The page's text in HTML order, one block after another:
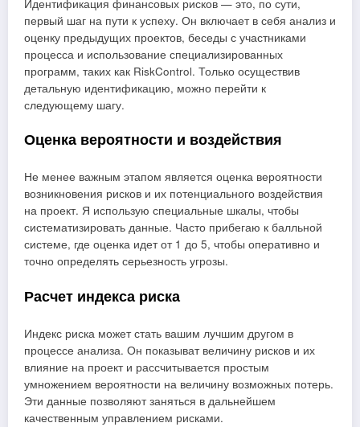
Идентификация финансовых рисков — это, по сути,
первый шаг на пути к успеху. Он включает в себя анализ и
оценку предыдущих проектов, беседы с участниками
процесса и использование специализированных
программ, таких как RiskControl. Только осуществив
детальную идентификацию, можно перейти к
следующему шагу.
Оценка вероятности и воздействия
Не менее важным этапом является оценка вероятности
возникновения рисков и их потенциального воздействия
на проект. Я использую специальные шкалы, чтобы
систематизировать данные. Часто прибегаю к балльной
системе, где оценка идет от 1 до 5, чтобы оперативно и
точно определять серьезность угрозы.
Расчет индекса риска
Индекс риска может стать вашим лучшим другом в
процессе анализа. Он показыват величину рисков и их
влияние на проект и рассчитывается простым
умножением вероятности на величину возможных потерь.
Эти данные позволяют заняться в дальнейшем
качественным управлением рисками.